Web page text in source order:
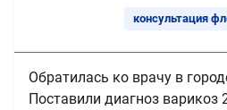
консультация
Обратилась ко врачу в
Поставили диагноз варикоз